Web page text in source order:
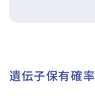
遺伝子保有確率